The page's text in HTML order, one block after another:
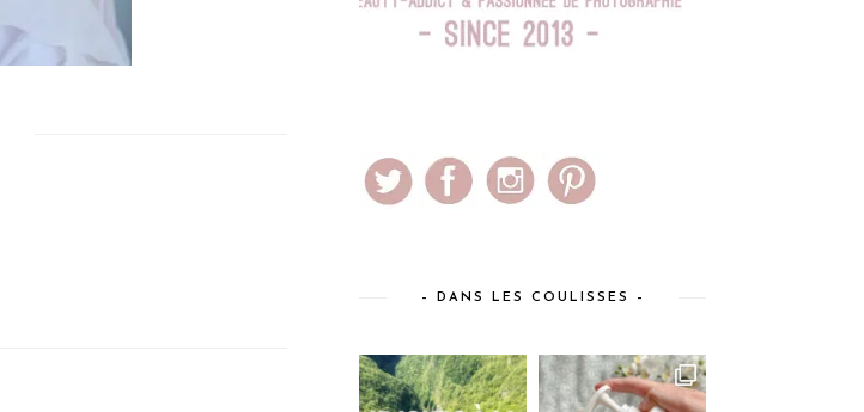
– DANS LES COULISSES –